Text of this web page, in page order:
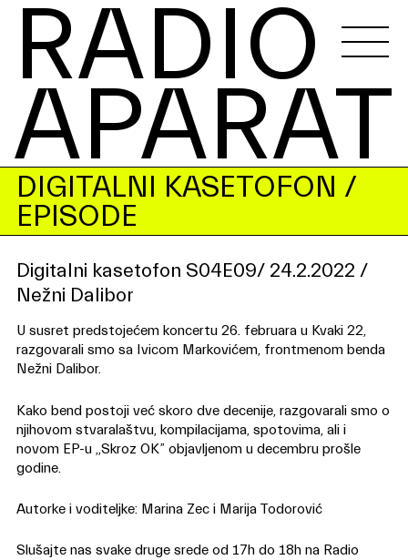
RADIO
APARAT
DIGITALNI KASETOFON /
EPISODE
Digitalni kasetofon S04E09/ 24.2.2022 /
Nežni Dalibor
U susret predstojećem koncertu 26. februara u Kvaki 22,
razgovarali smo sa Ivicom Markovićem, frontmenom benda
Nežni Dalibor.
Kako bend postoji već skoro dve decenije, razgovarali smo o
njihovom stvaralaštvu, kompilacijama, spotovima, ali i
novom EP-u ,,Skroz OK” objavljenom u decembru prošle
godine.
Autorke i voditeljke: Marina Zec i Marija Todorović
Slušajte nas svake druge srede od 17h do 18h na Radio